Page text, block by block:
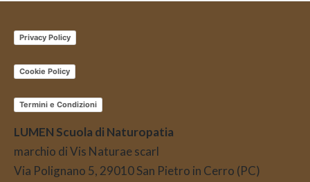
LUMEN Scuola di Naturopatia
marchio di Vis Naturae scarl
Via Polignano 5, 29010 San Pietro in Cerro (PC)
Privacy Policy
Cookie Policy
Termini e Condizioni